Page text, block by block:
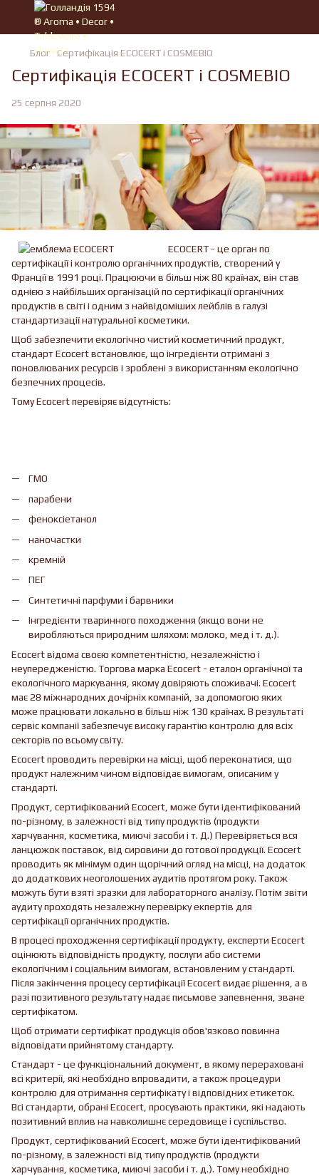
Блог Сертифікація ECOCERT і COSMEBIO
Сертифікація ECOCERT і COSMEBIO
25 серпня 2020
ECOCERT - це орган по
сертифікації і контролю органічних продуктів, створений у
Франції в 1991 році. Працюючи в більш ніж 80 країнах, він став
однією з найбільших організацій по сертифікації органічних
продуктів в світі і одним з найвідоміших лейблів в галузі
стандартизації натуральної косметики.
Щоб забезпечити екологічно чистий косметичний продукт,
стандарт Ecocert встановлює, що інгредієнти отримані з
поновлюваних ресурсів і зроблені з використанням екологічно
безпечних процесів.
Тому Ecocert перевіряє відсутність:
ГМО
парабени
феноксіетанол
наночастки
кремній
ПЕГ
Синтетичні парфуми і барвники
Інгредієнти тваринного походження (якщо вони не
виробляються природним шляхом: молоко, мед і т. д.).
Ecocert відома своєю компетентністю, незалежністю і
неупередженістю. Торгова марка Ecocert - еталон органічної та
екологічного маркування, якому довіряють споживачі. Ecocert
має 28 міжнародних дочірніх компаній, за допомогою яких
може працювати локально в більш ніж 130 країнах. В результаті
сервіс компанії забезпечує високу гарантію контролю для всіх
секторів по всьому світу.
Ecocert проводить перевірки на місці, щоб переконатися, що
продукт належним чином відповідає вимогам, описаним у
стандарті.
Продукт, сертифікований Ecocert, може бути ідентифікований
по-різному, в залежності від типу продуктів (продукти
харчування, косметика, миючі засоби і т. Д.) Перевіряється вся
ланцюжок поставок, від сировини до готової продукції. Ecocert
проводить як мінімум один щорічний огляд на місці, на додаток
до додаткових неоголошених аудитів протягом року. Також
можуть бути взяті зразки для лабораторного аналізу. Потім звіти
аудиту проходять незалежну перевірку екпертів для
сертифікації органічних продуктів.
В процесі проходження сертифікації продукту, експерти Ecocert
оцінюють відповідність продукту, послуги або системи
екологічним і соціальним вимогам, встановленим у стандарті.
Після закінчення процесу сертифікації Ecocert видає рішення, а в
разі позитивного результату надає письмове запевнення, зване
сертифікатом.
Щоб отримати сертифікат продукція обов'язково повинна
відповідати прийнятому стандарту.
Стандарт - це функціональний документ, в якому перераховані
всі критерії, які необхідно впровадити, а також процедури
контролю для отримання сертифікату і відповідних етикеток.
Всі стандарти, обрані Ecocert, просувають практики, які надають
позитивний вплив на навколишнє середовище і суспільство.
Продукт, сертифікований Ecocert, може бути ідентифікований
по-різному, в залежності від типу продуктів (продукти
харчування, косметика, миючі засоби і т. д.). Тому необхідно